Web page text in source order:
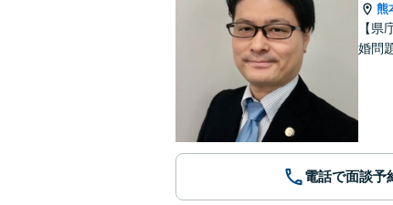
熊
【
婚問
電話で面談予